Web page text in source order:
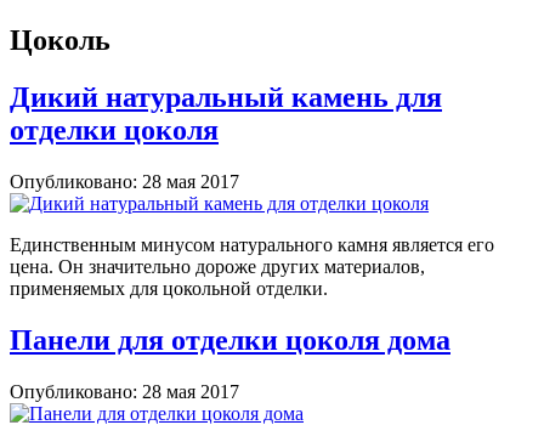
Цоколь
Дикий натуральный камень для
отделки цоколя
Опубликовано: 28 мая 2017
Единственным минусом натурального камня является его
цена. Он значительно дороже других материалов,
применяемых для цокольной отделки.
Панели для отделки цоколя дома
Опубликовано: 28 мая 2017